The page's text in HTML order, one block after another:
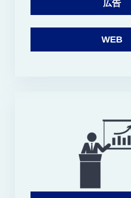
広告
WEB